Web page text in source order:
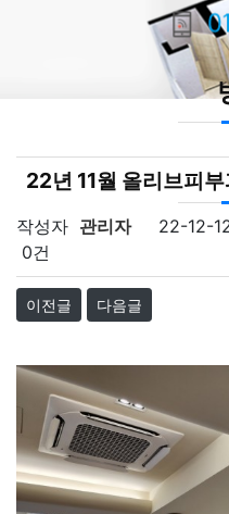
22년 11월 올리브피
작성자 관리자 22-12-
0건
이전글 다음글